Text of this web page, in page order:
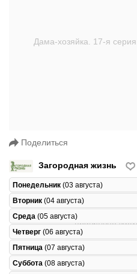
Поделиться
Загородная жизнь
Понедельник (03 августа)
Вторник (04 августа)
Среда (05 августа)
Четверг (06 августа)
Пятница (07 августа)
Суббота (08 августа)